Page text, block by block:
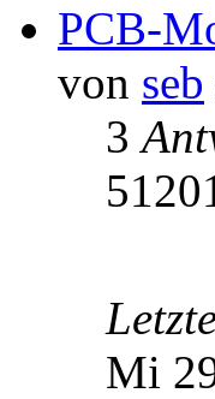
PCB-
von seb
3
Mi